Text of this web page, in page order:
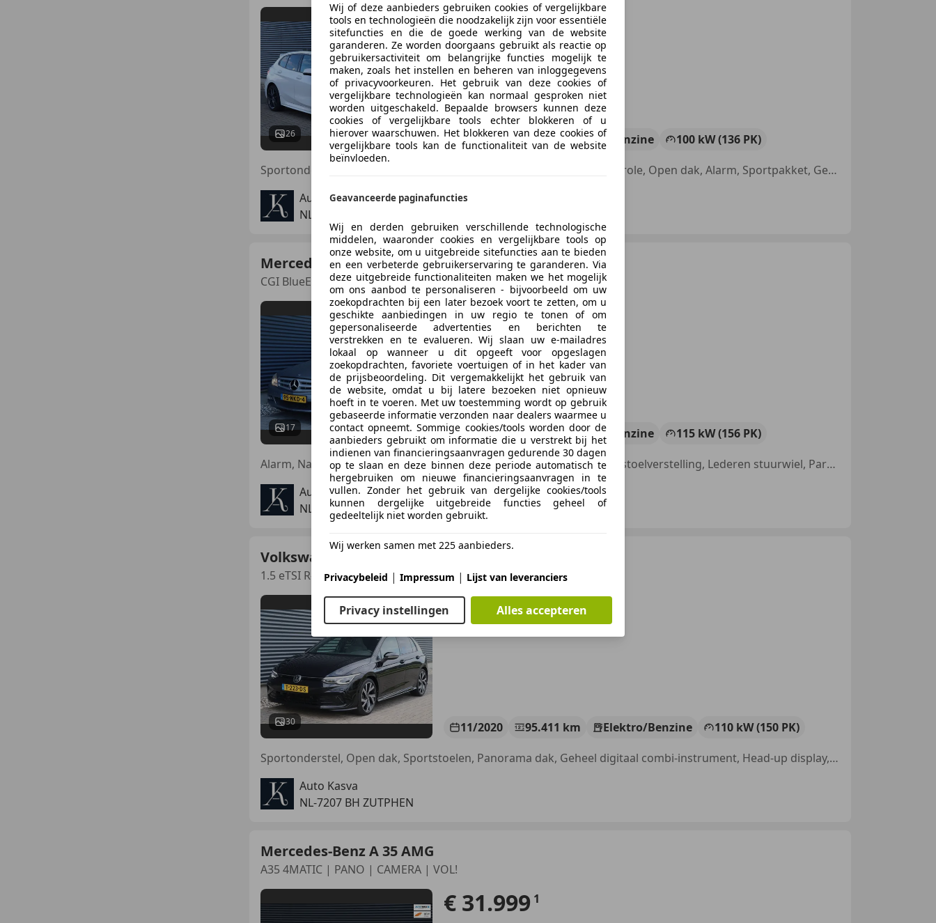
26
€ 22.950
01/2021 127.484 km Benzine
100 kW (136 PK)
Sportonderstel, Sportstoelen, Panorama dak, Bandenspanningscontrole, Open dak, Alarm, Sportpakket, Getinte ramen
Auto Kasva
NL-7207 BH ZUTPHEN
Mercedes-Benz C 180
CGI BlueEFFICIENCY Business Class Avantgarde
17
€ 6.950
09/2010 187.851 km Benzine
115 kW (156 PK)
Alarm, Navigatiesysteem, Automatische klimaatregeling, Elektrische stoelverstelling, Lederen stuurwiel, Parkeerhulp voor, Lichtmetalen velgen, Radio
Auto Kasva
NL-7207 BH ZUTPHEN
Volkswagen Golf
1.5 eTSI R-Line | 3X R-Line | PANO | IQ.Light | VO
30
€ 25.950 1
11/2020 95.411 km Elektro/Benzine
110 kW (150 PK)
Sportonderstel, Open dak, Sportstoelen, Panorama dak, Geheel digitaal combi-instrument, Head-up display, Lane Departure Warning Systeem, Parkeerhulp met camera
Auto Kasva
NL-7207 BH ZUTPHEN
Mercedes-Benz A 35 AMG
A35 4MATIC | PANO | CAMERA | VOL!
€ 31.999 1
Wij of deze aanbieders gebruiken cookies of vergelijkbare
tools en technologieën die noodzakelijk zijn voor essentiële
sitefuncties en die de goede werking van de website
garanderen. Ze worden doorgaans gebruikt als reactie op
gebruikersactiviteit om belangrijke functies mogelijk te
maken, zoals het instellen en beheren van inloggegevens
of privacyvoorkeuren. Het gebruik van deze cookies of
vergelijkbare technologieën kan normaal gesproken niet
worden uitgeschakeld. Bepaalde browsers kunnen deze
cookies of vergelijkbare tools echter blokkeren of u
hierover waarschuwen. Het blokkeren van deze cookies of
vergelijkbare tools kan de functionaliteit van de website
beïnvloeden.
Geavanceerde paginafuncties
Wij en derden gebruiken verschillende technologische
middelen, waaronder cookies en vergelijkbare tools op
onze website, om u uitgebreide sitefuncties aan te bieden
en een verbeterde gebruikerservaring te garanderen. Via
deze uitgebreide functionaliteiten maken we het mogelijk
om ons aanbod te personaliseren - bijvoorbeeld om uw
zoekopdrachten bij een later bezoek voort te zetten, om u
geschikte aanbiedingen in uw regio te tonen of om
gepersonaliseerde advertenties en berichten te
verstrekken en te evalueren. Wij slaan uw e-mailadres
lokaal op wanneer u dit opgeeft voor opgeslagen
zoekopdrachten, favoriete voertuigen of in het kader van
de prijsbeoordeling. Dit vergemakkelijkt het gebruik van
de website, omdat u bij latere bezoeken niet opnieuw
hoeft in te voeren. Met uw toestemming wordt op gebruik
gebaseerde informatie verzonden naar dealers waarmee u
contact opneemt. Sommige cookies/tools worden door de
aanbieders gebruikt om informatie die u verstrekt bij het
indienen van financieringsaanvragen gedurende 30 dagen
op te slaan en deze binnen deze periode automatisch te
hergebruiken om nieuwe financieringsaanvragen in te
vullen. Zonder het gebruik van dergelijke cookies/tools
kunnen dergelijke uitgebreide functies geheel of
gedeeltelijk niet worden gebruikt.
Wij werken samen met 225 aanbieders.
Privacybeleid | Impressum | Lijst van leveranciers
Privacy instellingen Alles accepteren